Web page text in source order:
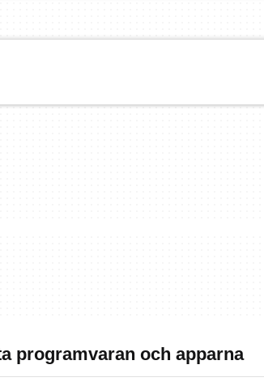
programvaran och apparna